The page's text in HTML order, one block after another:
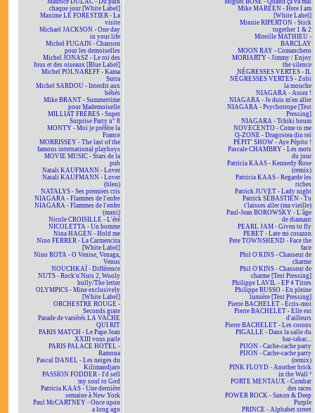
Maurice DULAC - Du pain
chaque jour [White Label]
Maxime LE FORESTIER - La
visite
Michael JACKSON - One day
in your life
Michel FUGAIN - Chanson
pour les demoiselles
Michel JONASZ - Le roi des
fous et des oiseaux [Blue Label]
Michel POLNAREFF - Kama
Sutra
Michel SARDOU - Interdit aux
bébés
Mike BRANT - Summertime
pour Mademoiselle
MILLIAT FRÈRES - Super
Surprise Party n° 8
MONTY - Moi je préfère la
France
MORRISSEY - The last of the
famous international playboys
MOVIE MUSIC - Stars de la
pub
Natali KAUFMANN - Lover
Natali KAUFMANN - Lover
(bleu)
NATALYS - Ses premiers cris
NIAGARA - Flammes de l'enfer
NIAGARA - Flammes de l'enfer
(maxi)
Nicole CROISILLE - L'été
NICOLETTA - Un homme
Nina HAGEN - Hold me
Nino FERRER - La Carmencita
[White Label]
Nino ROTA - O Venise, Venaga,
Venus
NOUCHKAÏ - Différence
NUTS - Rock'n'Nuts 2, Wooly
bully/The letter
OLYMPICS - Mine exclusively
[White Label]
ORCHESTRE ROUGE -
Seconds grate
Parade de variétés LA VACHE
QUI RIT
PARIS MATCH - Le Pape Jean
XXIII vous parle
PARIS PALACE HOTEL -
Ramona
Pascal DANEL - Les neiges du
Kilimandjaro
PASSION FODDER - I'd sell
my soul to God
Patricia KAAS - Une dernière
semaine à New York
Paul McCARTNEY - Once upon
a long ago
Miguel BOSÉ - Quand ça va mal
Mike MAREEN - Here I am
[White Label]
Minnie RIPERTON - Stick
together 1 & 2
Mireille MATHIEU -
BARCLAY
MOON RAY - Comanchero
MORIARTY - Jimmy / Enjoy
the silence
NÉGRESSES VERTES - IL
NÉGRESSES VERTES - Zobi
la mouche
NIAGARA - Assez !
NIAGARA - Je dois m'en aller
NIAGARA - Psychotrope [Test
Pressing]
NIAGARA - Tchiki boum
NOVECENTO - Come to me
O-ZONE - Dragostea din teï
PÉPIT' SHOW - Aye Pépito !
Pascale CHAMBRY - Les mots
du jour
Patricia KAAS - Kennedy Rose
(remix)
Patricia KAAS - Regarde les
riches
Patrick JUVET - Lady night
Patrick SÉBASTIEN - Tu
t'laisses aller (ma vieille)
Paul-Jean BOROWSKY - L'âge
de diamant
PEARL JAM - Given to fly
PERET - Late mi corazon
Pete TOWNSHEND - Face the
face
Phil O'KINS - Chasseur de
charme
Phil O'KINS - Chasseur de
charme [Test Pressing]
Philippe LAVIL - EP 4 Titres
Philippe RUSSO - En pleine
lumière [Test Pressing]
Pierre BACHELET - Écris-moi
Pierre BACHELET - Elle est
d'ailleurs
Pierre BACHELET - Les corons
PIGALLE - Dans la salle du
bar-tabac...
PIJON - Cache-cache party
PIJON - Cache-cache party
(remix)
PINK FLOYD - Another brick
in the Wall ²
PORTE MENTAUX - Combat
des races
POWER ROCK - Saxon & Deep
Purple
PRINCE - Alphabet street